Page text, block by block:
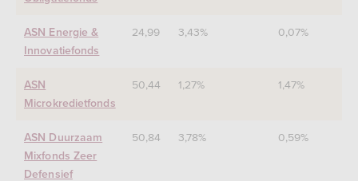
ASN Energie &
Innovatiefonds
24,99 3,43% 0,07%
ASN
Microkredietfonds
50,44 1,27% 1,47%
ASN Duurzaam
Mixfonds Zeer
Defensief
50,84 3,78% 0,59%